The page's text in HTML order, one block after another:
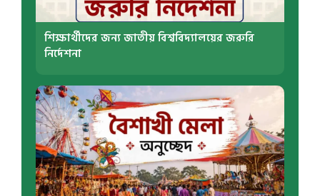
শিক্ষার্থীদের জন্য জাতীয় বিশ্ববিদ্যালয়ের জরুরি
নির্দেশনা